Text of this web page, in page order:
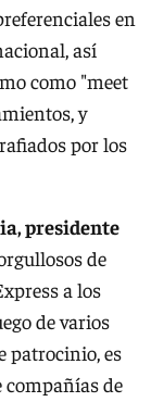
en
así
como "meet
y
por los
presidente
de
a los
de varios
patrocinio, es
de